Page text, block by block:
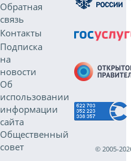
Обратная
связь
Контакты
Подписка
на
новости
Об
использовании
информации
сайта
Общественный
совет
© 2005-